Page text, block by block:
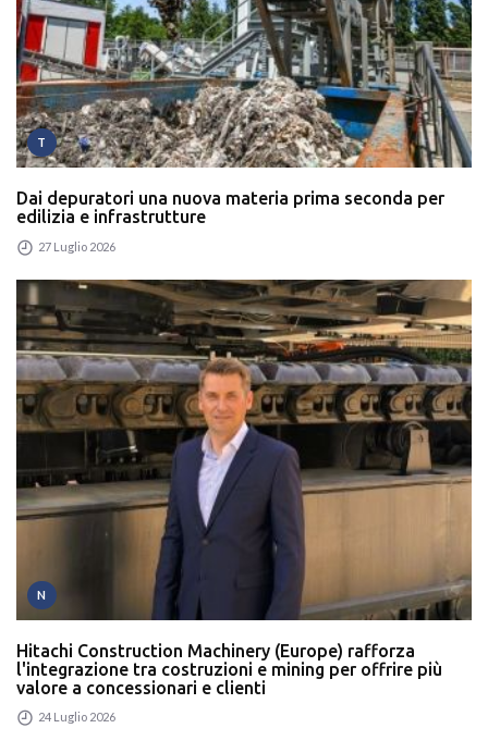
T
Dai depuratori una nuova materia prima seconda per
edilizia e infrastrutture
27 Luglio 2026
N
Hitachi Construction Machinery (Europe) rafforza
l'integrazione tra costruzioni e mining per offrire più
valore a concessionari e clienti
24 Luglio 2026